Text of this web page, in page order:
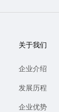
关于我们
企业介绍
发展历程
企业优势